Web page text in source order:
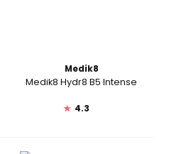
Medik8
Medik8 Hydr8 B5 Intense
★ 4.3